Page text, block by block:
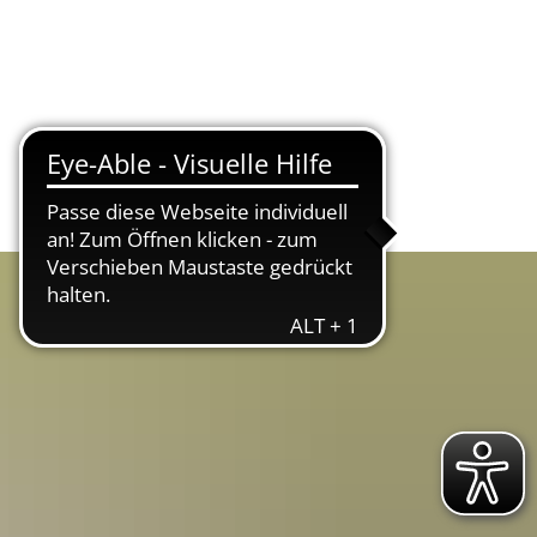
& Tourismus Bürgerservice